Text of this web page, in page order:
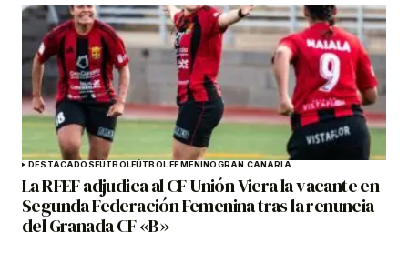
DESTACADOSFÚTBOLFÚTBOL FEMENINOGRAN CANARIA
La RFEF adjudica al CF Unión Viera la vacante en
Segunda Federación Femenina tras la renuncia
del Granada CF «B»